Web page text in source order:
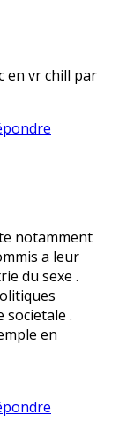
en vr chill par
notamment
a leur
du sexe .
.
en